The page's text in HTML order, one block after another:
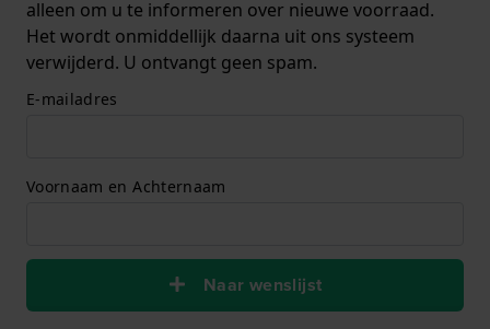
alleen om u te informeren over nieuwe voorraad.
Het wordt onmiddellijk daarna uit ons systeem
verwijderd. U ontvangt geen spam.
E-mailadres
Voornaam en Achternaam
Naar wenslijst